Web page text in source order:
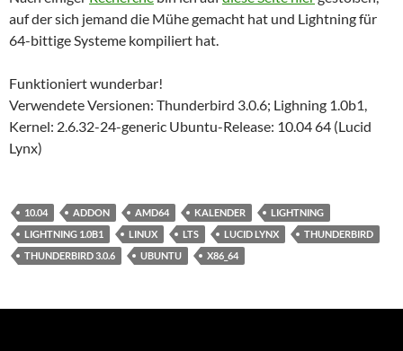
auf der sich jemand die Mühe gemacht hat und Lightning für
64-bittige Systeme kompiliert hat.
Funktioniert wunderbar!
Verwendete Versionen: Thunderbird 3.0.6; Lighning 1.0b1,
Kernel: 2.6.32-24-generic Ubuntu-Release: 10.04 64 (Lucid
Lynx)
10.04 ADDON AMD64 KALENDER
LIGHTNING
LIGHTNING 1.0B1
LINUX LTS LUCID LYNX
THUNDERBIRD
THUNDERBIRD 3.0.6
UBUNTU X86_64